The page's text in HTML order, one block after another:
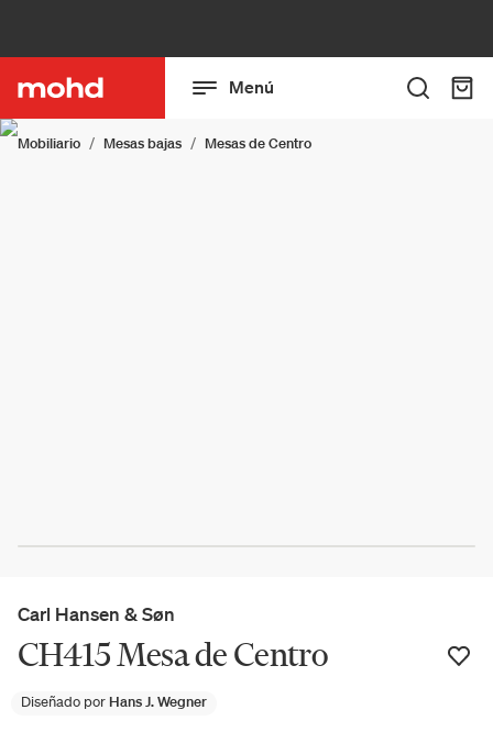
Menú
Mobiliario Mesas bajas Mesas de Centro
Carl Hansen & Søn
CH415 Mesa de Centro
Diseñado por Hans J. Wegner